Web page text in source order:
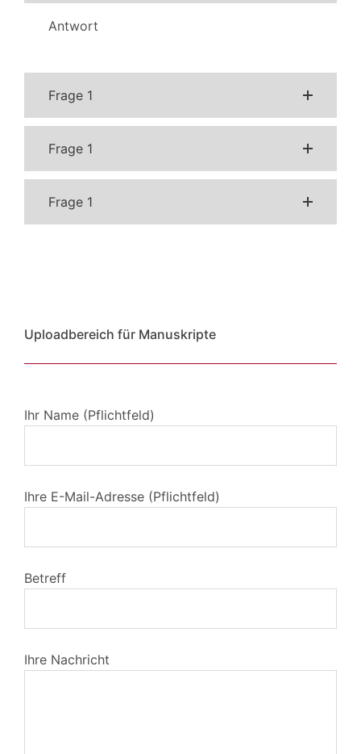
Antwort
Frage 1
Frage 1
Frage 1
Uploadbereich für Manuskripte
Ihr Name (Pflichtfeld)
Ihre E-Mail-Adresse (Pflichtfeld)
Betreff
Ihre Nachricht